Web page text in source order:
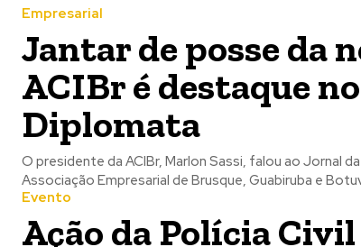
Empresarial
Jantar de posse da
ACIBr é destaque
Diplomata
O presidente da ACIBr, Marlon Sassi, falou ao Jornal
Associação Empresarial de Brusque, Guabiruba e
Evento
Ação da Polícia